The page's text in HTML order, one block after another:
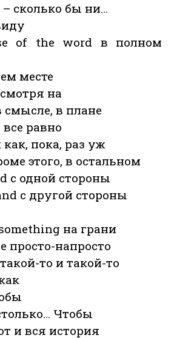
сколько бы ни…
of the word в полном
месте
на
в плане
равно
пока, раз уж
этого, в остальном
с одной стороны
с другой стороны
на грани
просто-напросто
то и такой-то
Чтобы
и вся история